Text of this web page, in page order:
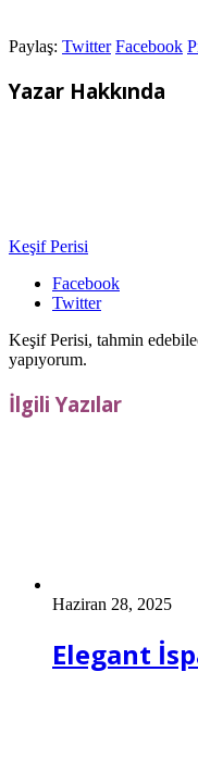
Paylaş: Twitter Facebook
Yazar Hakkında
Keşif Perisi
Facebook
Twitter
Keşif Perisi, tahmin
yapıyorum.
İlgili Yazılar
Haziran 28, 2025
Elegant